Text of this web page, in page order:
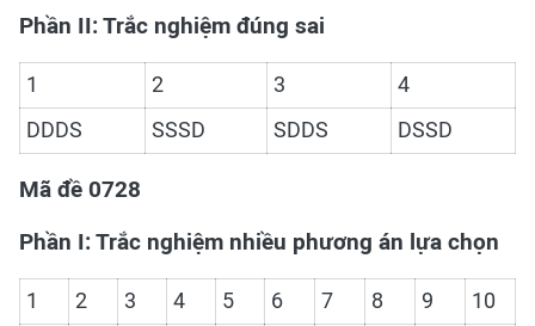
Phần II: Trắc nghiệm đúng sai
1 2 3
4
DDDS
SSSD SDDS DSSD
Mã đề 0728
Phần I: Trắc nghiệm nhiều phương án lựa chọn
1 2 3 4 5 6 7 8 9
10